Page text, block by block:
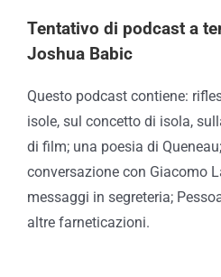
Tentativo di podcast a
Joshua Babic
Questo podcast contiene:
isole, sul concetto di isola,
di film; una poesia di
conversazione con Giacomo
messaggi in segreteria;
altre farneticazioni.